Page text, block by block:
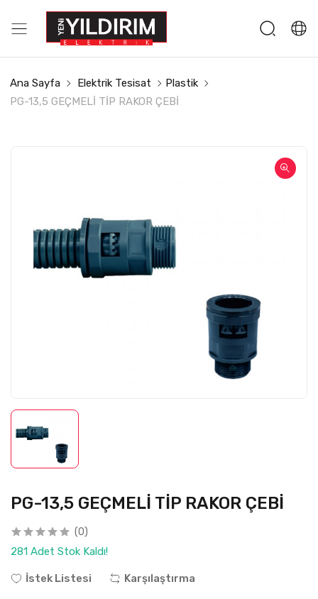
Ana Sayfa Elektrik Tesisat
Plastik
PG-13,5 GEÇMELİ TİP RAKOR ÇEBİ
PG-13,5 GEÇMELİ TİP RAKOR ÇEBİ
(0)
281 Adet Stok Kaldı!
İstek Listesi Karşılaştırma